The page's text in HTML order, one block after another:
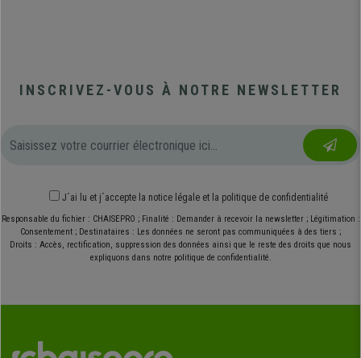
INSCRIVEZ-VOUS À NOTRE NEWSLETTER
J´ai lu et j´accepte la notice légale et la politique de confidentialité
Responsable du fichier : CHAISEPRO ; Finalité : Demander à recevoir la newsletter ; Légitimation :
Consentement ; Destinataires : Les données ne seront pas communiquées à des tiers ;
Droits : Accès, rectification, suppression des données ainsi que le reste des droits que nous
expliquons dans notre politique de confidentialité.